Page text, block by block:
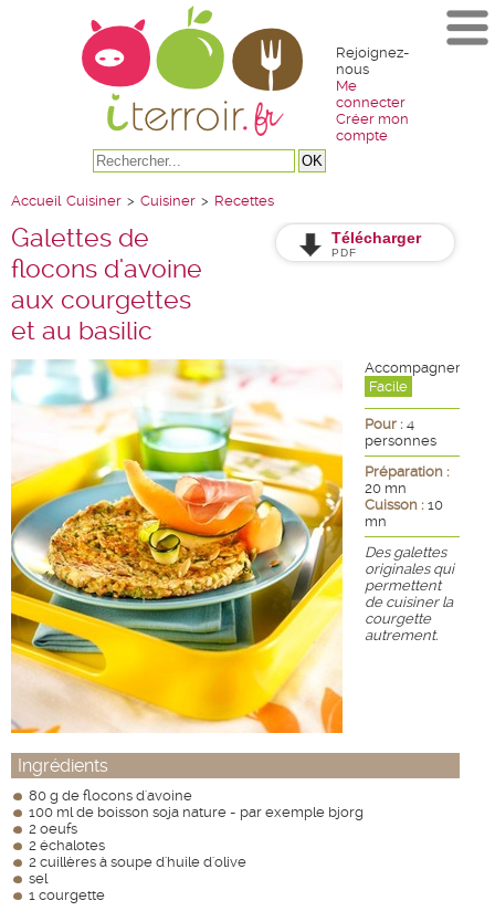
Rejoignez-
nous
Me
connecter
Créer mon
compte
Accueil Cuisiner > Cuisiner > Recettes
Galettes de
flocons d'avoine
aux courgettes
et au basilic
Télécharger
PDF
Accompagnement
Facile
Pour : 4
personnes
Préparation :
20 mn
Cuisson : 10
mn
Des galettes
originales qui
permettent
de cuisiner la
courgette
autrement.
Ingrédients
80 g de flocons d'avoine
100 ml de boisson soja nature - par exemple bjorg
2 oeufs
2 échalotes
2 cuillères à soupe d'huile d'olive
sel
1 courgette